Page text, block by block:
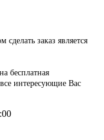
заказ является
бесплатная
интересующие Вас